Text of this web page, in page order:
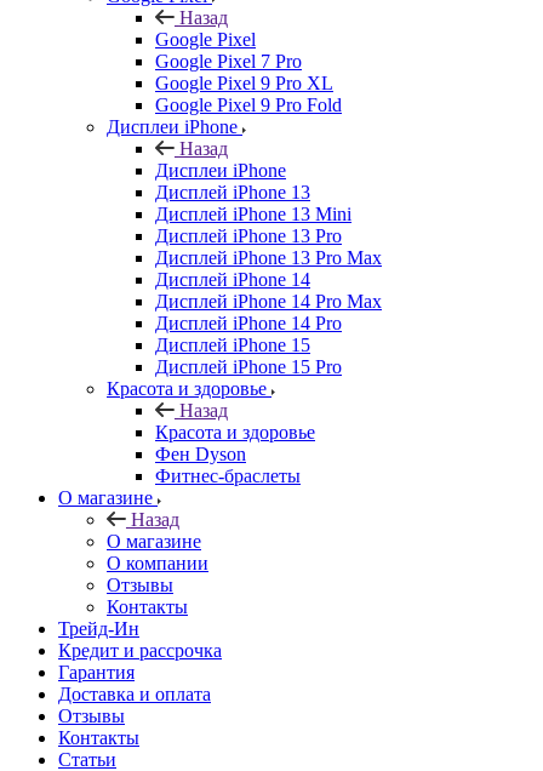
Назад
Google Pixel
Google Pixel 7 Pro
Google Pixel 9 Pro XL
Google Pixel 9 Pro Fold
Дисплеи iPhone
Назад
Дисплеи iPhone
Дисплей iPhone 13
Дисплей iPhone 13 Mini
Дисплей iPhone 13 Pro
Дисплей iPhone 13 Pro Max
Дисплей iPhone 14
Дисплей iPhone 14 Pro Max
Дисплей iPhone 14 Pro
Дисплей iPhone 15
Дисплей iPhone 15 Pro
Красота и здоровье
Назад
Красота и здоровье
Фен Dyson
Фитнес-браслеты
О магазине
Назад
О магазине
О компании
Отзывы
Контакты
Трейд-Ин
Кредит и рассрочка
Гарантия
Доставка и оплата
Отзывы
Контакты
Статьи